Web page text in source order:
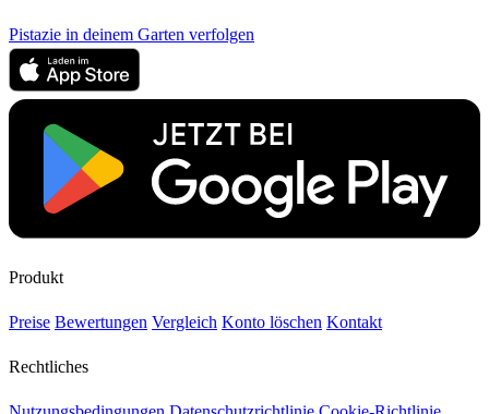
Pistazie in deinem Garten verfolgen
Produkt
Preise Bewertungen Vergleich Konto löschen Kontakt
Rechtliches